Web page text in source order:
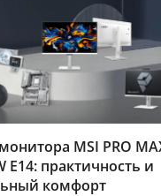
MSI PRO
E14: практичность и
комфорт